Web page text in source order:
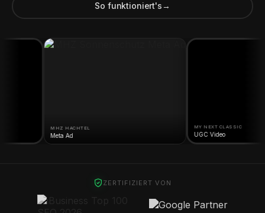
So funktioniert's→
MHZ HACHTEL
Meta Ad
MY NEXT CLASSIC
UGC Video
ZERTIFIZIERT VON